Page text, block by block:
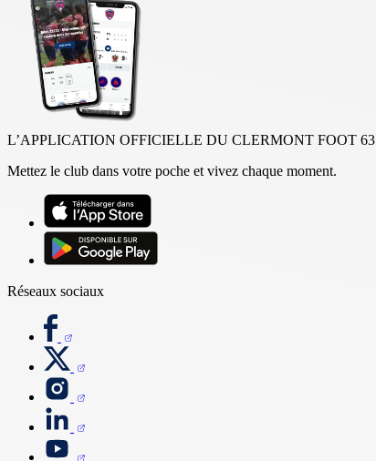
L’APPLICATION OFFICIELLE DU CLERMONT FOOT 63
Mettez le club dans votre poche et vivez chaque moment.
Réseaux sociaux